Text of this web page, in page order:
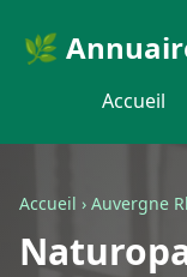
🌿
Accueil
Accueil › Auvergne